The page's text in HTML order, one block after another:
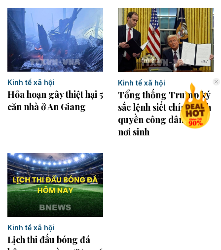
Kinh tế xã hội
Hỏa hoạn gây thiệt hại 5
căn nhà ở An Giang
Kinh tế xã hội
Tổng thống Trump ký
sắc lệnh siết chính sách
quyền công dân theo
nơi sinh
Kinh tế xã hội
Lịch thi đấu bóng đá